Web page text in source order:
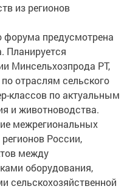
из регионов
предусмотрена
Планируется
Минсельхозпрода РТ,
отраслям сельского
классов по актуальным
и животноводства.
межрегиональных
России,
между
оборудования,
сельскохозяйственной